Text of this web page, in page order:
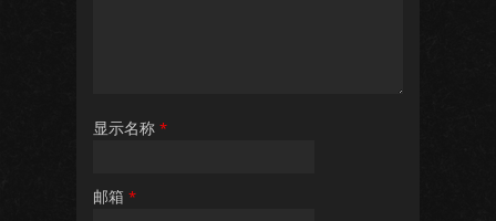
显示名称 *
邮箱 *